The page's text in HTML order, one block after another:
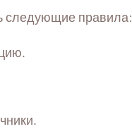
следующие правила: